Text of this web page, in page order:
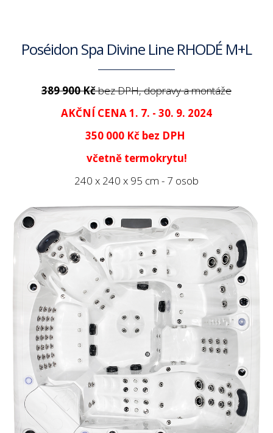
Poséidon Spa Divine Line RHODÉ M+L
389 900 Kčbez DPH, dopravy a montáže
AKČNÍ CENA 1. 7. - 30. 9. 2024
350 000 Kč bez DPH
včetně termokrytu!
240 x 240 x 95 cm - 7 osob